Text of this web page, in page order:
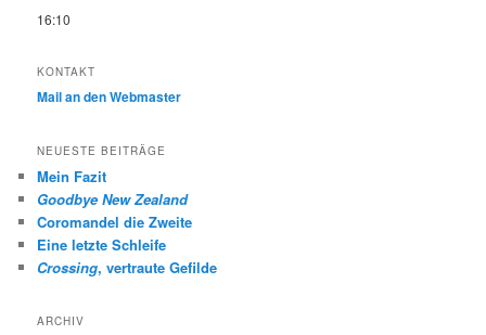
16:10
KONTAKT
Mail an den Webmaster
NEUESTE BEITRÄGE
Mein Fazit
Goodbye New Zealand
Coromandel die Zweite
Eine letzte Schleife
Crossing, vertraute Gefilde
ARCHIV